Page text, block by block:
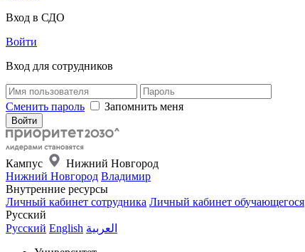
Вход в СДО
Войти
Вход для сотрудников
Сменить пароль Запомнить меня
Кампус
Нижний Новгород
Нижний Новгород Владимир
Внутренние ресурсы
Личный кабинет сотрудника Личный кабинет обучающегося
Русский
Русский English العربية